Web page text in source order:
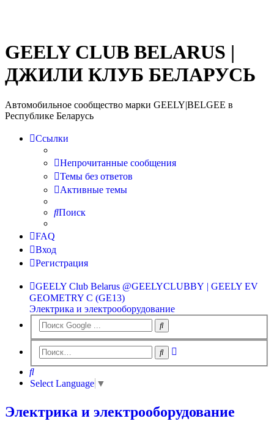
GEELY CLUB BELARUS |
ДЖИЛИ КЛУБ БЕЛАРУСЬ
Автомобильное сообщество марки GEELY|BELGEE в
Республике Беларусь
Ссылки
Непрочитанные сообщения
Темы без ответов
Активные темы
Поиск
FAQ
Вход
Регистрация
GEELY Club Belarus @GEELYCLUBBY | GEELY EV
GEOMETRY C (GE13)
Электрика и электрооборудование
Поиск
Поиск
Select Language ▼
Электрика и электрооборудование